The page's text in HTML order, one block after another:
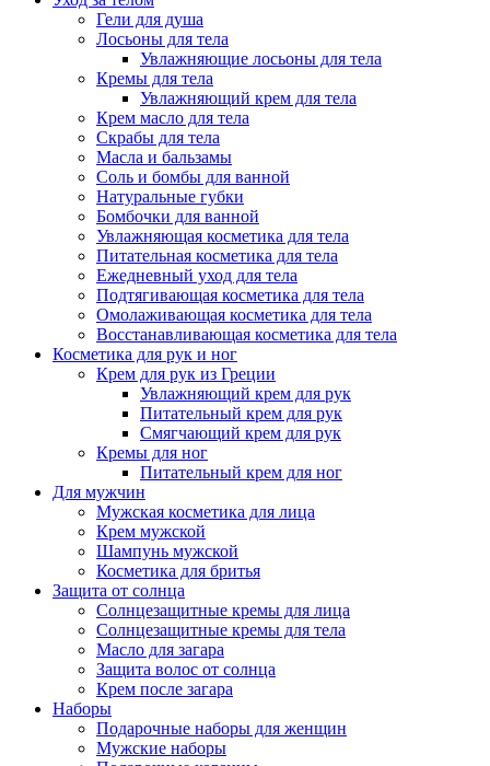
Гели для душа
Лосьоны для тела
Увлажняющие лосьоны для тела
Кремы для тела
Увлажняющий крем для тела
Крем масло для тела
Скрабы для тела
Масла и бальзамы
Соль и бомбы для ванной
Натуральные губки
Бомбочки для ванной
Увлажняющая косметика для тела
Питательная косметика для тела
Ежедневный уход для тела
Подтягивающая косметика для тела
Омолаживающая косметика для тела
Восстанавливающая косметика для тела
Косметика для рук и ног
Крем для рук из Греции
Увлажняющий крем для рук
Питательный крем для рук
Смягчающий крем для рук
Кремы для ног
Питательный крем для ног
Для мужчин
Мужская косметика для лица
Крем мужской
Шампунь мужской
Косметика для бритья
Защита от солнца
Солнцезащитные кремы для лица
Солнцезащитные кремы для тела
Масло для загара
Защита волос от солнца
Крем после загара
Наборы
Подарочные наборы для женщин
Мужские наборы